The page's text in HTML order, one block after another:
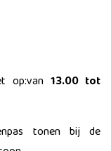
op:​van 13.00 tot
tonen bij de